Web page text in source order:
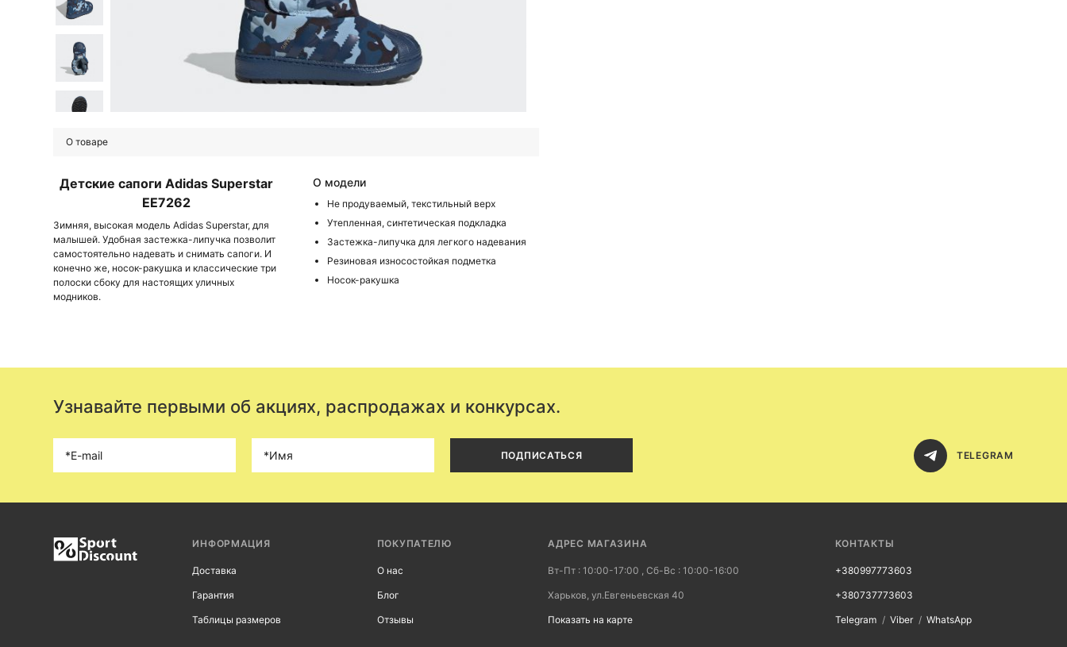
О товаре
Детские сапоги Adidas Superstar
EE7262
Зимняя, высокая модель Adidas Superstar, для
малышей. Удобная застежка-липучка позволит
самостоятельно надевать и снимать сапоги. И
конечно же, носок-ракушка и классические три
полоски сбоку для настоящих уличных
модников.
О модели
Не продуваемый, текстильный верх
Утепленная, синтетическая подкладка
Застежка-липучка для легкого надевания
Резиновая износостойкая подметка
Носок-ракушка
Узнавайте первыми об акциях, распродажах и конкурсах.
ПОДПИСАТЬСЯ TELEGRAM
ИНФОРМАЦИЯ
Доставка
Гарантия
Таблицы размеров
ПОКУПАТЕЛЮ
О нас
Блог
Отзывы
АДРЕС МАГАЗИНА
Вт-Пт : 10:00-17:00 , Сб-Вс : 10:00-16:00
Харьков, ул.Евгеньевская 40
Показать на карте
КОНТАКТЫ
+380997773603
+380737773603
Telegram Viber WhatsApp